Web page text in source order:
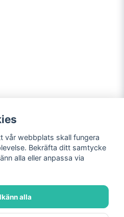
vår webbplats skall fungera
Bekräfta ditt samtycke
alla eller anpassa via
alla